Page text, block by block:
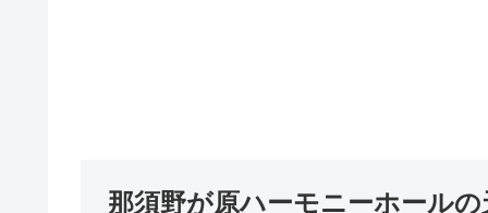
那須野が原ハーモニーホールの